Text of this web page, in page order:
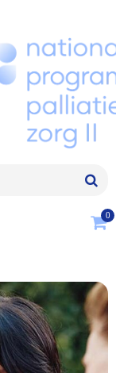
0